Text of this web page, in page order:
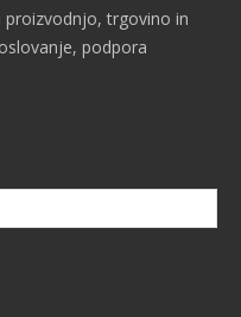
trgovino in
podpora